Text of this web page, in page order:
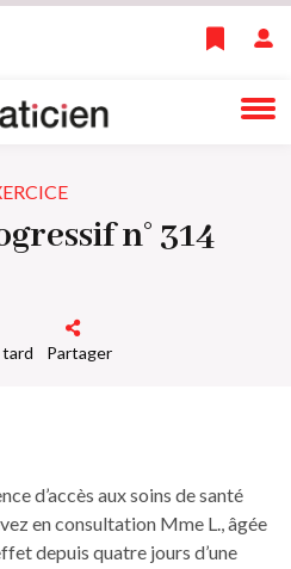
n° 314
tard Partager
d’accès aux soins de santé
en consultation Mme L., âgée
depuis quatre jours d’une